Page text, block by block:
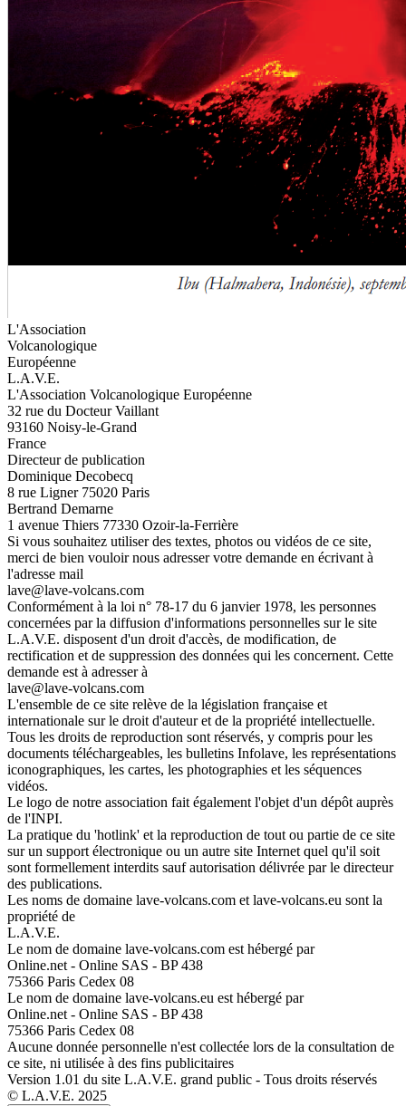
L'Association
Volcanologique
Européenne
L.A.V.E.
L'Association Volcanologique Européenne
32 rue du Docteur Vaillant
93160 Noisy-le-Grand
France
Directeur de publication
Dominique Decobecq
8 rue Ligner 75020 Paris
Bertrand Demarne
1 avenue Thiers 77330 Ozoir-la-Ferrière
Si vous souhaitez utiliser des textes, photos ou vidéos de ce site,
merci de bien vouloir nous adresser votre demande en écrivant à
l'adresse mail
lave@lave-volcans.com
Conformément à la loi n° 78-17 du 6 janvier 1978, les personnes
concernées par la diffusion d'informations personnelles sur le site
L.A.V.E. disposent d'un droit d'accès, de modification, de
rectification et de suppression des données qui les concernent. Cette
demande est à adresser à
lave@lave-volcans.com
L'ensemble de ce site relève de la législation française et
internationale sur le droit d'auteur et de la propriété intellectuelle.
Tous les droits de reproduction sont réservés, y compris pour les
documents téléchargeables, les bulletins Infolave, les représentations
iconographiques, les cartes, les photographies et les séquences
vidéos.
Le logo de notre association fait également l'objet d'un dépôt auprès
de l'INPI.
La pratique du 'hotlink' et la reproduction de tout ou partie de ce site
sur un support électronique ou un autre site Internet quel qu'il soit
sont formellement interdits sauf autorisation délivrée par le directeur
des publications.
Les noms de domaine lave-volcans.com et lave-volcans.eu sont la
propriété de
L.A.V.E.
Le nom de domaine lave-volcans.com est hébergé par
Online.net - Online SAS - BP 438
75366 Paris Cedex 08
Le nom de domaine lave-volcans.eu est hébergé par
Online.net - Online SAS - BP 438
75366 Paris Cedex 08
Aucune donnée personnelle n'est collectée lors de la consultation de
ce site, ni utilisée à des fins publicitaires
Version 1.01 du site L.A.V.E. grand public - Tous droits réservés
© L.A.V.E. 2025